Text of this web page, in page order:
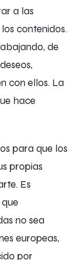
a las
contenidos.
de
con ellos. La
hace
para que los
propias
Es
no sea
europeas,
por